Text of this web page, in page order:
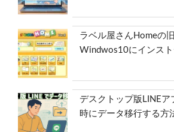
ラベル屋さんHomeの
Windwos10にインス
デスクトップ版LINEア
時にデータ移行する方